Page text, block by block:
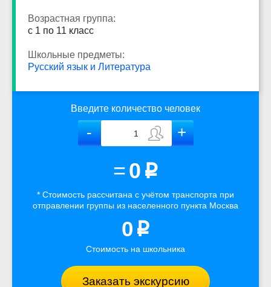
Возрастная группа:
с 1 по 11 класс
Школьные предметы:
Русский язык и Литература
Введите количество человек
=0 p
* Стоимость рассчитана с учётом транспорта при
отправлении группы из населенного пункта Москва
0 p
Стоимость на школьника
Заказать экскурсию